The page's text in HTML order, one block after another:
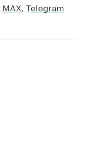
MAX Telegram